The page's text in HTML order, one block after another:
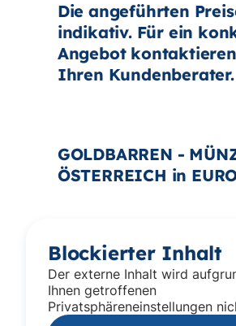
Die angeführten
indikativ. Für ein
Angebot
Ihren Kundenberater.
GOLDBARREN -
ÖSTERREICH in
Blockierter Inhalt
Der externe Inhalt wird
Ihnen getroffenen
Privatsphäreneinstellungen